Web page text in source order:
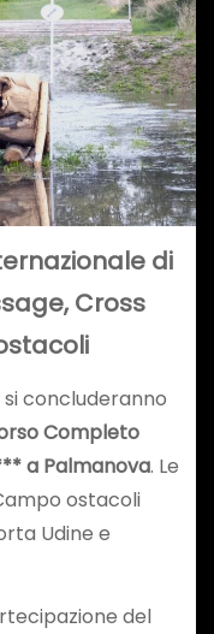
di
Cross
concluderanno
Completo
a Palmanova. Le
ostacoli
Udine e
del